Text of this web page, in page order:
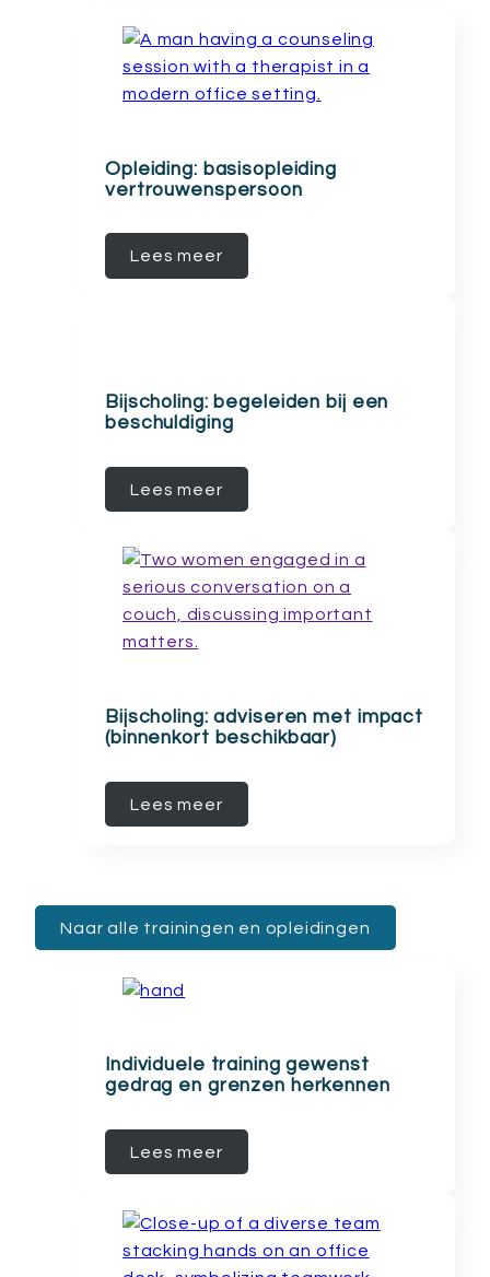
Opleiding: basisopleiding
vertrouwenspersoon
Lees meer
Bijscholing: begeleiden bij een
beschuldiging
Lees meer
Bijscholing: adviseren met impact
(binnenkort beschikbaar)
Lees meer
Naar alle trainingen en opleidingen
Individuele training gewenst
gedrag en grenzen herkennen
Lees meer